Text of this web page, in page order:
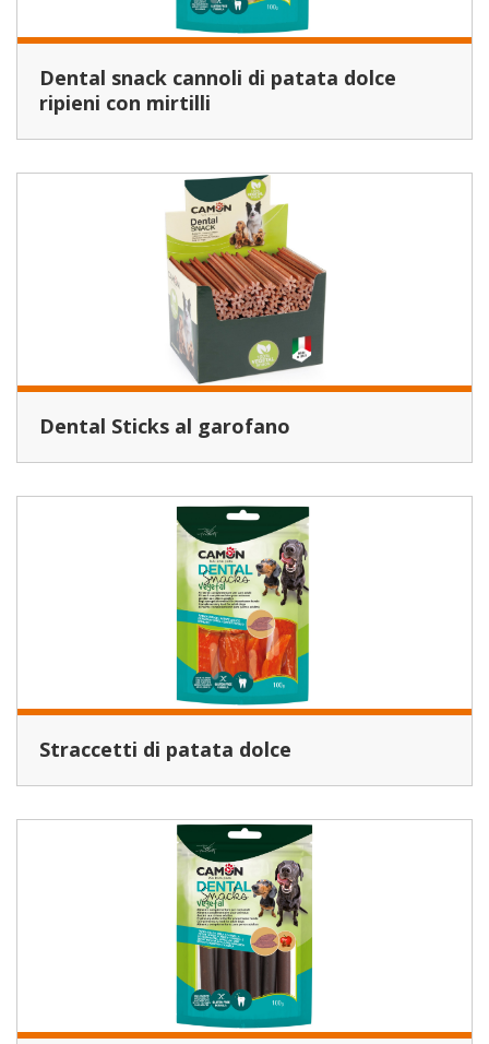
Dental snack cannoli di patata dolce
ripieni con mirtilli
Dental Sticks al garofano
Straccetti di patata dolce